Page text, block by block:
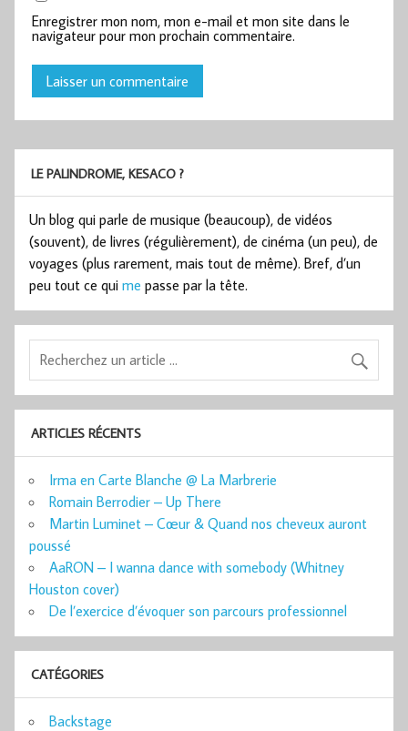
Enregistrer mon nom, mon e-mail et mon site dans le
navigateur pour mon prochain commentaire.
LE PALINDROME, KESACO ?
Un blog qui parle de musique (beaucoup), de vidéos
(souvent), de livres (régulièrement), de cinéma (un peu), de
voyages (plus rarement, mais tout de même). Bref, d’un
peu tout ce qui me passe par la tête.
ARTICLES RÉCENTS
Irma en Carte Blanche @ La Marbrerie
Romain Berrodier – Up There
Martin Luminet – Cœur & Quand nos cheveux auront
poussé
AaRON – I wanna dance with somebody (Whitney
Houston cover)
De l’exercice d’évoquer son parcours professionnel
CATÉGORIES
Backstage